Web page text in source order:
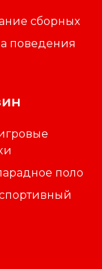
сборных
поведения
поло